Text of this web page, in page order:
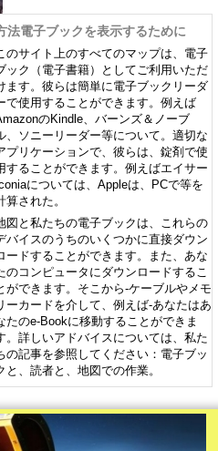
法電子ブックを表示するために
のサイト上のすべてのマップは、電子
ック（電子書籍）としてご利用いただ
ます。彼らは簡単に電子ブックリーダ
で使用することができます。例えば
のKindle、バーンズ＆ノーブ
、ソニーリーダー等について。適切な
プリケーションで、彼らは、錠剤で使
することができます。例えばエイサー
については、Appleは、PCで等を
算された。
図と私たちの電子ブックは、これらの
バイスのうちのいくつかに直接ダウン
ードすることができます。また、あな
のコンピュータにダウンロードするこ
ができます。そこから-ケーブルやメモ
ーカードを介して、例えば-あなたはあ
たのe-Bookに移動することができま
。詳しいアドバイスについては、私た
の記事を参照してください：電子ブッ
と、読者と、地図での作業。